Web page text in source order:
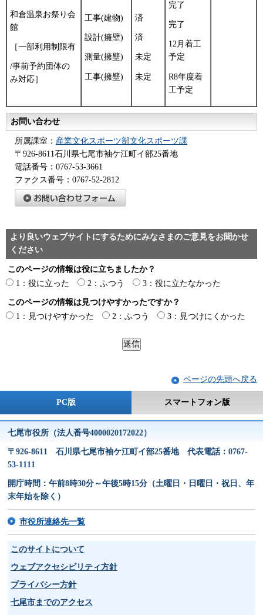
和倉温泉お祭り会
館
［一部利用制限有
/事前予約団体の
み対応］
工事(建物)
設計(擁壁)
測量(擁壁)
工事(擁壁)
済
済
未定
未定
完了
完了
12月着工
予定
R8年度着
工予定
お問い合わせ
所属課室： 産業文化スポーツ部文化スポーツ課
〒926-8611石川県七尾市袖ケ江町イ部25番地
電話番号：0767-53-3661
ファクス番号：0767-52-2812
より良いウェブサイトにするためにみなさまのご意見をお聞かせ
ください
このページの情報は役に立ちましたか？
1：役に立った
2：ふつう 3：役に立たなかった
このページの情報は見つけやすかったですか？
1：見つけやすかった
2：ふつう 3：見つけにくかった
ページの先頭へ戻る
PC版 スマートフォン版
七尾市役所（法人番号4000020172022）
〒926-8611 石川県七尾市袖ケ江町イ部25番地 代表電話：0767-
53-1111
開庁時間：午前8時30分～午後5時15分（土曜日・日曜日・祝日、年
末年始を除く）
市役所連絡先一覧
このサイトについて
ウェブアクセシビリティ方針
プライバシー方針
七尾市までのアクセス